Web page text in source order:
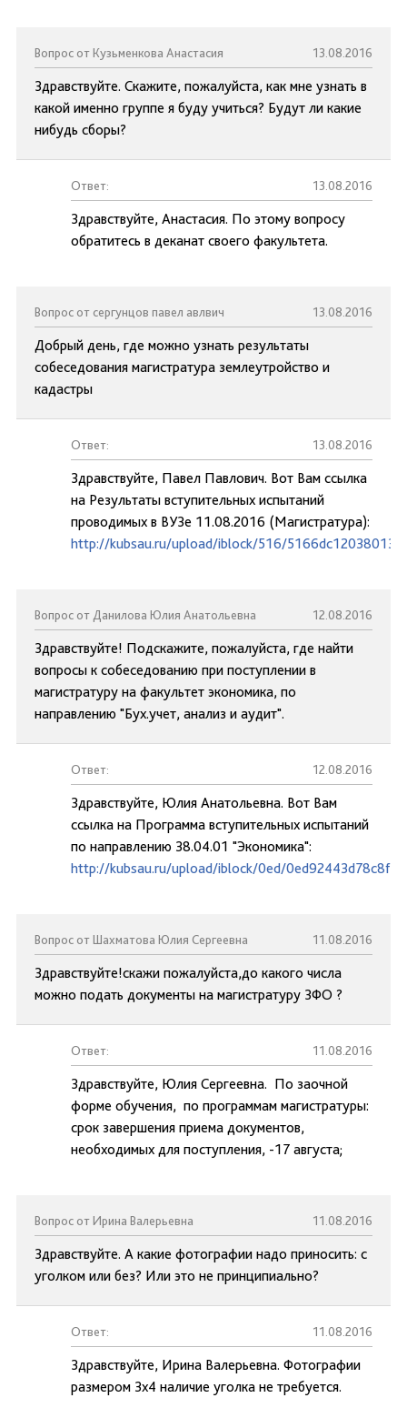
Вопрос от Кузьменкова Анастасия 13.08.2016
Здравствуйте. Скажите, пожалуйста, как мне узнать в
какой именно группе я буду учиться? Будут ли какие
нибудь сборы?
Ответ: 13.08.2016
Здравствуйте, Анастасия. По этому вопросу
обратитесь в деканат своего факультета.
Вопрос от сергунцов павел авлвич 13.08.2016
Добрый день, где можно узнать результаты
собеседования магистратура землеутройство и
кадастры
Ответ: 13.08.2016
Здравствуйте, Павел Павлович. Вот Вам ссылка
на Результаты вступительных испытаний
проводимых в ВУЗе 11.08.2016 (Магистратура):
http://kubsau.ru/upload/iblock/516/
Вопрос от Данилова Юлия Анатольевна 12.08.2016
Здравствуйте! Подскажите, пожалуйста, где найти
вопросы к собеседованию при поступлении в
магистратуру на факультет экономика, по
направлению "Бух.учет, анализ и аудит".
Ответ: 12.08.2016
Здравствуйте, Юлия Анатольевна. Вот Вам
ссылка на Программа вступительных испытаний
по направлению 38.04.01 "Экономика":
http://kubsau.ru/upload/iblock/0ed/
Вопрос от Шахматова Юлия Сергеевна 11.08.2016
Здравствуйте!скажи пожалуйста,до какого числа
можно подать документы на магистратуру ЗФО ?
Ответ: 11.08.2016
Здравствуйте, Юлия Сергеевна. По заочной
форме обучения, по программам магистратуры:
срок завершения приема документов,
необходимых для поступления, -17 августа;
Вопрос от Ирина Валерьевна 11.08.2016
Здравствуйте. А какие фотографии надо приносить: с
уголком или без? Или это не принципиально?
Ответ: 11.08.2016
Здравствуйте, Ирина Валерьевна. Фотографии
размером 3х4 наличие уголка не требуется.